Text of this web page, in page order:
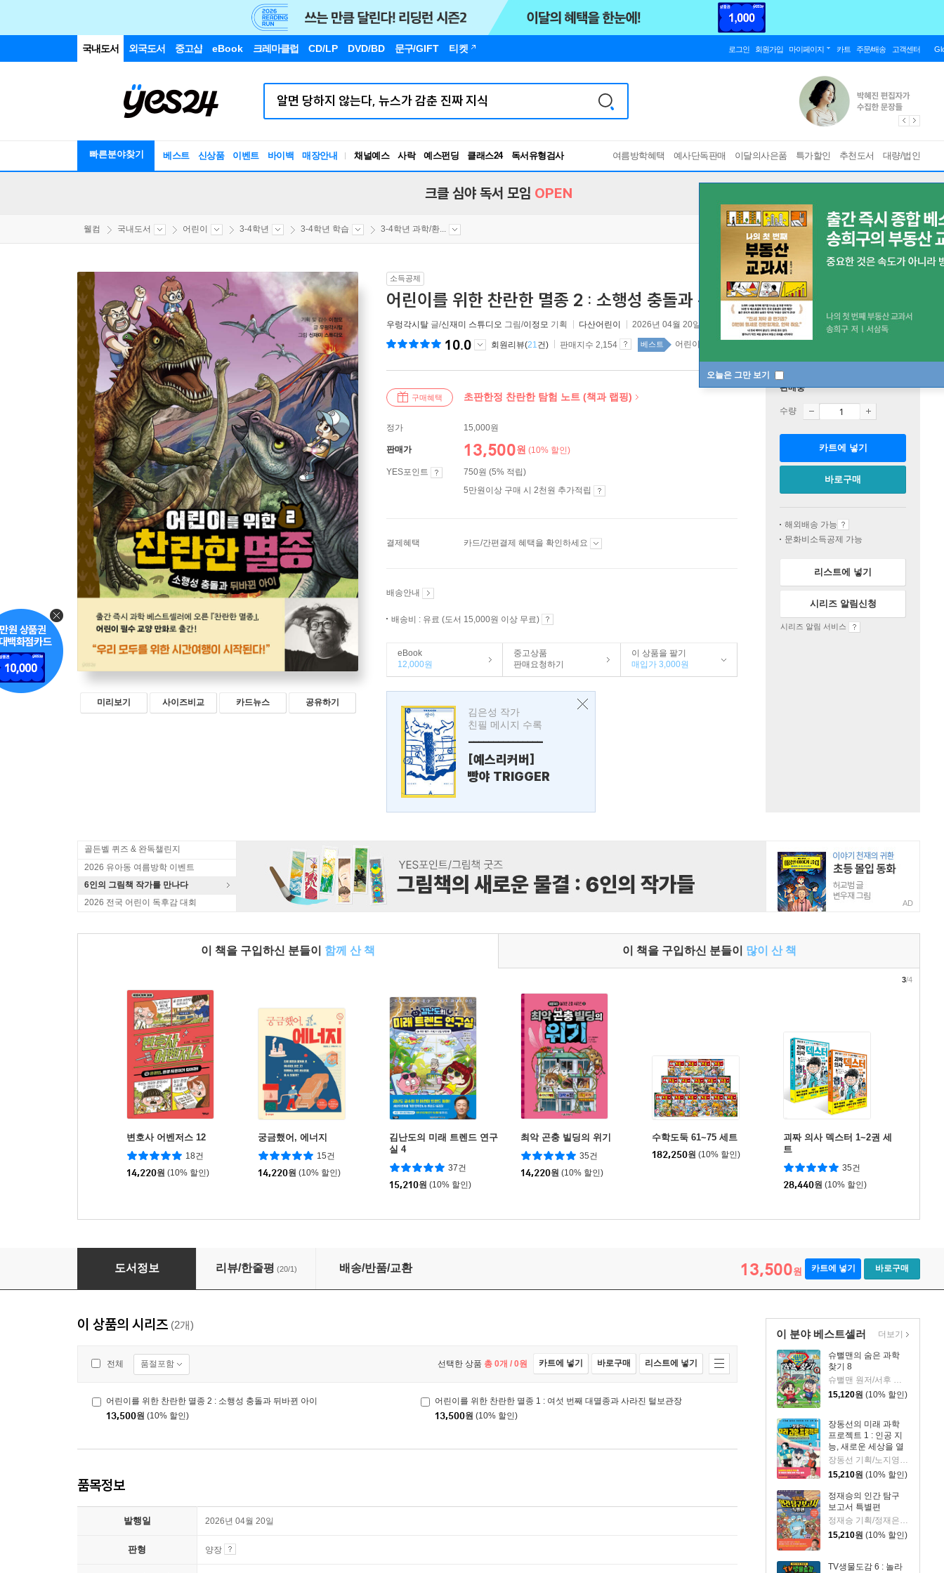
국내도서 외국도서 중고샵 eBook 크레마클럽 CD/LP DVD/BD 문구/GIFT 티켓 로그인 회원가입 마이페이지 카트 주문/배송 고객센터
빠른분야찾기 베스트 신상품 이벤트 바이백 매장안내 채널예스 사락 예스펀딩 클래스24
독서유형검사
RBTI Lab
여름방학혜택 예사단독판매 이달의사은품 특가할인 추천도서 대량/법인
오늘은 그만 보기
크클 심야 독서 모임 OPEN
웰컴 국내도서 어린이 3-4학년 3-4학년 학습 3-4학년 과학/환...
미리보기 사이즈비교 카드뉴스 공유하기
소득공제
어린이를 위한 찬란한 멸종 2 : 소행성 충돌과 뒤바뀐 아이 [ 양장 ]
우렁각시탈 글/신재미 스튜디오 그림/이정모 기획 다산어린이 2026년 04월 20일
10.0 회원리뷰(21건) 판매지수 2,154 베스트 어린이 top100 1주
구매혜택 초판한정 찬란한 탐험 노트 (책과 랩핑)
정가 15,000원
판매가 13,500원 (10% 할인)
YES포인트
750원 (5% 적립)
5만원이상 구매 시 2천원 추가적립
결제혜택 카드/간편결제 혜택을 확인하세요
배송안내
배송비 : 유료 (도서 15,000원 이상 무료)
eBook
12,000원
중고상품
판매요청하기
이 상품을 팔기
매입가 3,000원
김은성 작가
친필 메시지 수록
---------------
[예스리커버]
빵야 TRIGGER
판매중
수량
카트에 넣기
바로구매
해외배송 가능
문화비소득공제 가능
리스트에 넣기
시리즈 알림신청
시리즈 알림 서비스
골든벨 퀴즈 & 완독챌린지
2026 유아동 여름방학 이벤트
6인의 그림책 작가를 만나다
2026 전국 어린이 독후감 대회
AD
이 책을 구입하신 분들이 함께 산 책 이 책을 구입하신 분들이 많이 산 책
변호사 어벤저스 12
18건
14,220원 (10% 할인)
궁금했어, 에너지
15건
14,220원 (10% 할인)
김난도의 미래 트렌드 연구
실 4
37건
15,210원 (10% 할인)
최악 곤충 빌딩의 위기
35건
14,220원 (10% 할인)
수학도둑 61~75 세트
182,250원 (10% 할인)
괴짜 의사 덱스터 1~2권 세
트
35건
28,440원 (10% 할인)
3/4
어린이를 위한 찬란한 멸종 2 : 소행성 충돌과 뒤바뀐 아이
도서정보 리뷰/한줄평 (20/1) 배송/반품/교환 13,500원 카트에 넣기 바로구매
이 분야 베스트셀러
슈뻘맨의 숨은 과학
찾기 8
슈뻘맨 원저/서후 글/류수형 그림/샌드박스네트워크,정재형 감수
15,120원 (10% 할인)
장동선의 미래 과학
프로젝트 1 : 인공 지
능, 새로운 세상을 열
다
장동선 기획/노지영,송석리 글/김지인 그림
15,210원 (10% 할인)
정재승의 인간 탐구
보고서 특별편
정재승 기획/정재은 글/김기수 그림
15,210원 (10% 할인)
TV생물도감 6 : 놀라
더보기
이 상품의 시리즈 (2개)
전체 품절포함 선택한 상품 총 0개 / 0원 카트에 넣기 바로구매 리스트에 넣기
어린이를 위한 찬란한 멸종 2 : 소행성 충돌과 뒤바뀐 아이
13,500원 (10% 할인)
어린이를 위한 찬란한 멸종 1 : 여섯 번째 대멸종과 사라진 털보관장
13,500원 (10% 할인)
품목정보
발행일 2026년 04월 20일
판형 양장